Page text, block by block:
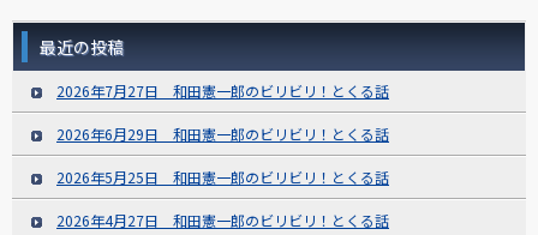
最近の投稿
2026年7月27日 和田憲一郎のビリビリ！とくる話
2026年6月29日 和田憲一郎のビリビリ！とくる話
2026年5月25日 和田憲一郎のビリビリ！とくる話
2026年4月27日 和田憲一郎のビリビリ！とくる話